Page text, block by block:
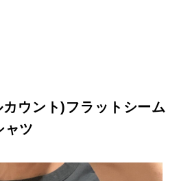
ウント)フラットシーム
ャツ